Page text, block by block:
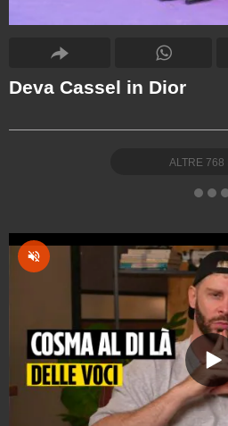
Deva Cassel in Dior
ALTRE 768